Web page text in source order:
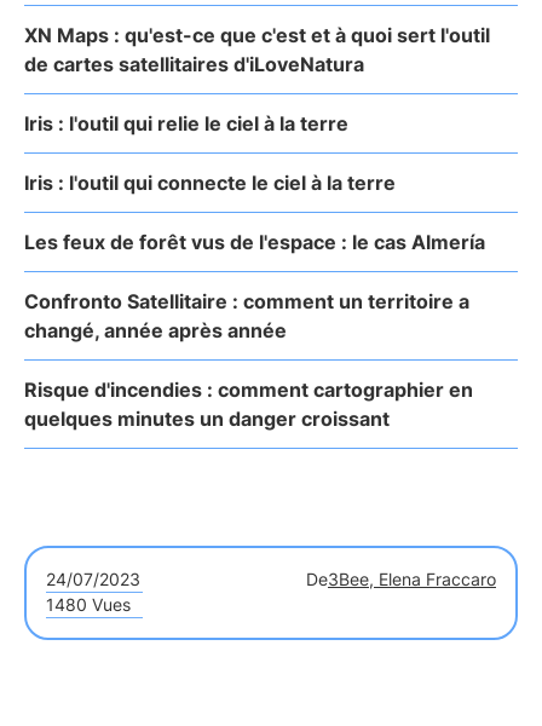
XN Maps : qu'est-ce que c'est et à quoi sert l'outil
de cartes satellitaires d'iLoveNatura
Iris : l'outil qui relie le ciel à la terre
Iris : l'outil qui connecte le ciel à la terre
Les feux de forêt vus de l'espace : le cas Almería
Confronto Satellitaire : comment un territoire a
changé, année après année
Risque d'incendies : comment cartographier en
quelques minutes un danger croissant
24/07/2023 De3Bee, Elena Fraccaro
1480 Vues